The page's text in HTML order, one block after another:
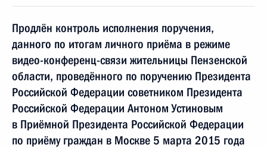
Продлён контроль исполнения поручения,
данного по итогам личного приёма в режиме
видео-конференц-связи жительницы Пензенской
области, проведённого по поручению Президента
Российской Федерации советником Президента
Российской Федерации Антоном Устиновым
в Приёмной Президента Российской Федерации
по приёму граждан в Москве 5 марта 2015 года